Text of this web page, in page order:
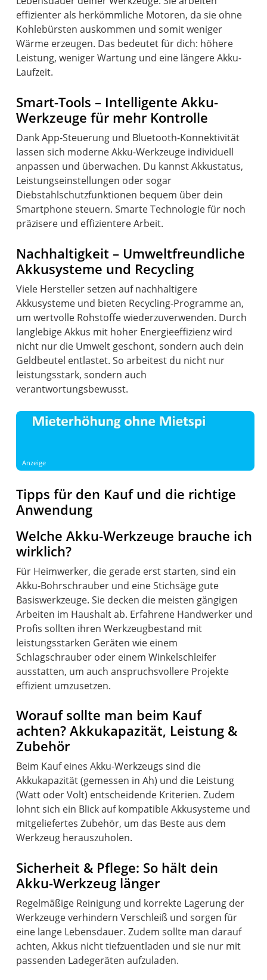
effizienter als herkömmliche Motoren, da sie ohne
Kohlebürsten auskommen und somit weniger
Wärme erzeugen. Das bedeutet für dich: höhere
Leistung, weniger Wartung und eine längere Akku-
Laufzeit.
Smart-Tools – Intelligente Akku-
Werkzeuge für mehr Kontrolle
Dank App-Steuerung und Bluetooth-Konnektivität
lassen sich moderne Akku-Werkzeuge individuell
anpassen und überwachen. Du kannst Akkustatus,
Leistungseinstellungen oder sogar
Diebstahlschutzfunktionen bequem über dein
Smartphone steuern. Smarte Technologie für noch
präzisere und effizientere Arbeit.
Nachhaltigkeit – Umweltfreundliche
Akkusysteme und Recycling
Viele Hersteller setzen auf nachhaltigere
Akkusysteme und bieten Recycling-Programme an,
um wertvolle Rohstoffe wiederzuverwenden. Durch
langlebige Akkus mit hoher Energieeffizienz wird
nicht nur die Umwelt geschont, sondern auch dein
Geldbeutel entlastet. So arbeitest du nicht nur
leistungsstark, sondern auch
verantwortungsbewusst.
Anzeige
Tipps für den Kauf und die richtige
Anwendung
Welche Akku-Werkzeuge brauche ich
wirklich?
Für Heimwerker, die gerade erst starten, sind ein
Akku-Bohrschrauber und eine Stichsäge gute
Basiswerkzeuge. Sie decken die meisten gängigen
Arbeiten im Haushalt ab. Erfahrene Handwerker und
Profis sollten ihren Werkzeugbestand mit
leistungsstarken Geräten wie einem
Schlagschrauber oder einem Winkelschleifer
ausstatten, um auch anspruchsvollere Projekte
effizient umzusetzen.
Worauf sollte man beim Kauf
achten? Akkukapazität, Leistung &
Zubehör
Beim Kauf eines Akku-Werkzeugs sind die
Akkukapazität (gemessen in Ah) und die Leistung
(Watt oder Volt) entscheidende Kriterien. Zudem
lohnt sich ein Blick auf kompatible Akkusysteme und
mitgeliefertes Zubehör, um das Beste aus dem
Werkzeug herauszuholen.
Sicherheit & Pflege: So hält dein
Akku-Werkzeug länger
Regelmäßige Reinigung und korrekte Lagerung der
Werkzeuge verhindern Verschleiß und sorgen für
eine lange Lebensdauer. Zudem sollte man darauf
achten, Akkus nicht tiefzuentladen und sie nur mit
passenden Ladegeräten aufzuladen.